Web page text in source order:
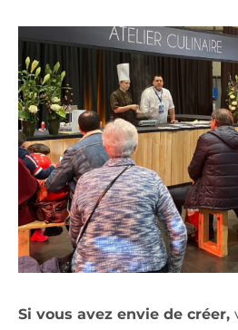
Si vous avez envie de créer,